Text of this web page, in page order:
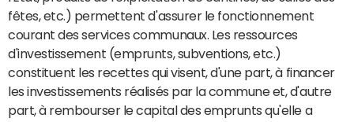
fêtes, etc.) permettent d'assurer le fonctionnement
courant des services communaux. Les ressources
d'investissement (emprunts, subventions, etc.)
constituent les recettes qui visent, d'une part, à financer
les investissements réalisés par la commune et, d'autre
part, à rembourser le capital des emprunts qu'elle a